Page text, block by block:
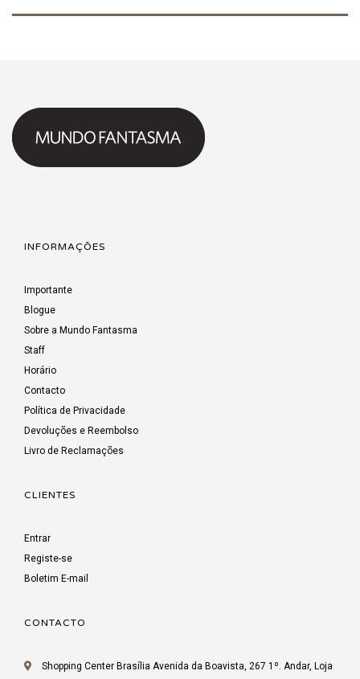
INFORMAÇÕES
Importante
Blogue
Sobre a Mundo Fantasma
Staff
Horário
Contacto
Política de Privacidade
Devoluções e Reembolso
Livro de Reclamações
CLIENTES
Entrar
Registe-se
Boletim E-mail
CONTACTO
Shopping Center Brasília Avenida da Boavista, 267 1º. Andar, Loja